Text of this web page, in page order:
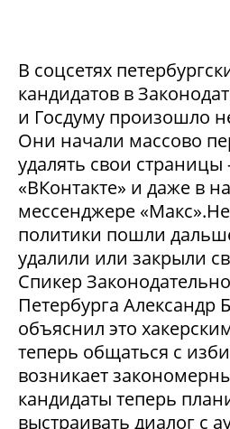
В соцсетях
кандидатов в
и Госдуму произошло
Они начали массово
удалять свои
«ВКонтакте» и даже в
мессенджере
политики пошли
удалили или закрыли
Спикер
Петербурга Александр
объяснил это
теперь общаться с
возникает
кандидаты теперь
выстраивать диалог с